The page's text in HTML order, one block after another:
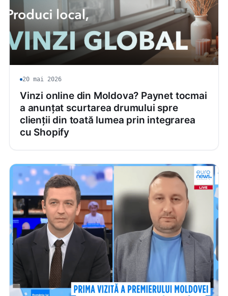
20 mai 2026
Vinzi online din Moldova? Paynet tocmai
a anunțat scurtarea drumului spre
clienții din toată lumea prin integrarea
cu Shopify